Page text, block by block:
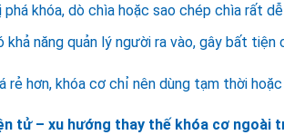
phá khóa, dò chìa hoặc sao chép chìa rất
khả năng quản lý người ra vào, gây bất
rẻ hơn, khóa cơ chỉ nên dùng tạm thời
tử – xu hướng thay thế khóa cơ ngoài